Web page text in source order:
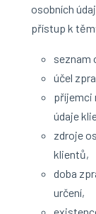
osobních
přístup k
seznam
účel
příjemci
údaje
zdroje
klientů,
doba
určení,